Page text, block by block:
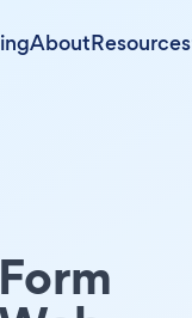
AboutResources